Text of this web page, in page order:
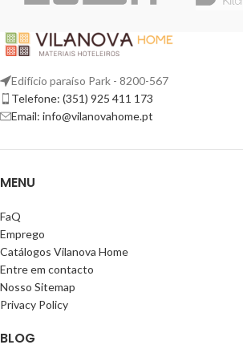
Edifício paraíso Park - 8200-567
Telefone: (351) 925 411 173
Email: info@vilanovahome.pt
MENU
FaQ
Emprego
Catálogos Vilanova Home
Entre em contacto
Nosso Sitemap
Privacy Policy
BLOG